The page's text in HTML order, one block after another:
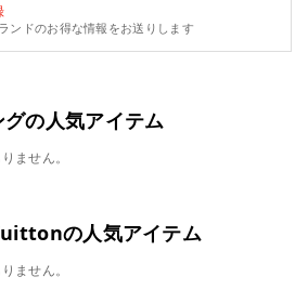
ンドのお得な情報をお送りします
グの人気アイテム
ません。
の人気アイテム
ません。